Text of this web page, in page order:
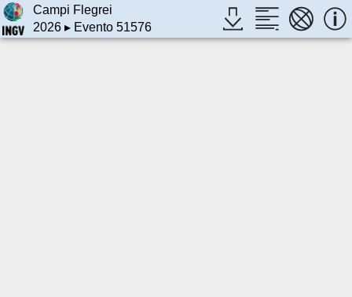
Campi Flegrei
2026▸ Evento 51576